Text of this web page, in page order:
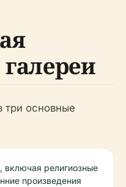
три основные
включая религиозные
произведения